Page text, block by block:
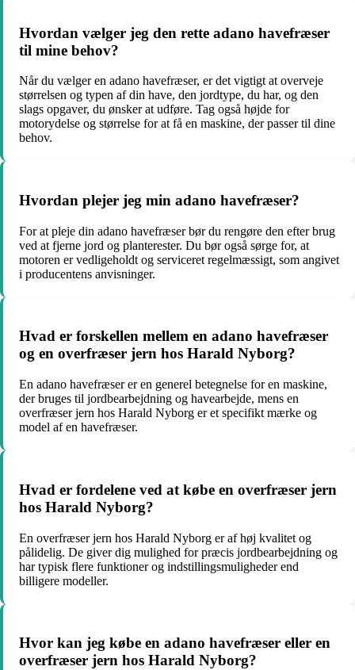
Hvordan vælger jeg den rette adano havefræser
til mine behov?
Når du vælger en adano havefræser, er det vigtigt at overveje
størrelsen og typen af din have, den jordtype, du har, og den
slags opgaver, du ønsker at udføre. Tag også højde for
motorydelse og størrelse for at få en maskine, der passer til dine
behov.
Hvordan plejer jeg min adano havefræser?
For at pleje din adano havefræser bør du rengøre den efter brug
ved at fjerne jord og planterester. Du bør også sørge for, at
motoren er vedligeholdt og serviceret regelmæssigt, som angivet
i producentens anvisninger.
Hvad er forskellen mellem en adano havefræser
og en overfræser jern hos Harald Nyborg?
En adano havefræser er en generel betegnelse for en maskine,
der bruges til jordbearbejdning og havearbejde, mens en
overfræser jern hos Harald Nyborg er et specifikt mærke og
model af en havefræser.
Hvad er fordelene ved at købe en overfræser jern
hos Harald Nyborg?
En overfræser jern hos Harald Nyborg er af høj kvalitet og
pålidelig. De giver dig mulighed for præcis jordbearbejdning og
har typisk flere funktioner og indstillingsmuligheder end
billigere modeller.
Hvor kan jeg købe en adano havefræser eller en
overfræser jern hos Harald Nyborg?